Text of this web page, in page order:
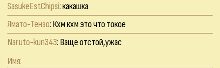
SasukeEstChipsi: какашка
Ямато-Тензо: Кхм кхм это что токое
Naruto-kun343: Ваще отстой,ужас
Имя: